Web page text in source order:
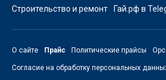
Строительство и ремонт
Гай.рф в
О сайте Прайс Политические прайсы
Согласие на обработку персональных